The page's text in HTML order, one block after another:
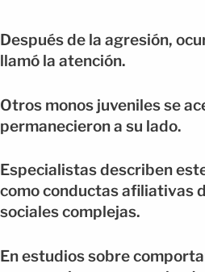
Después de la agresión,
llamó la atención.
Otros monos juveniles se
permanecieron a su lado.
Especialistas describen
como conductas afiliativas
sociales complejas.
En estudios sobre